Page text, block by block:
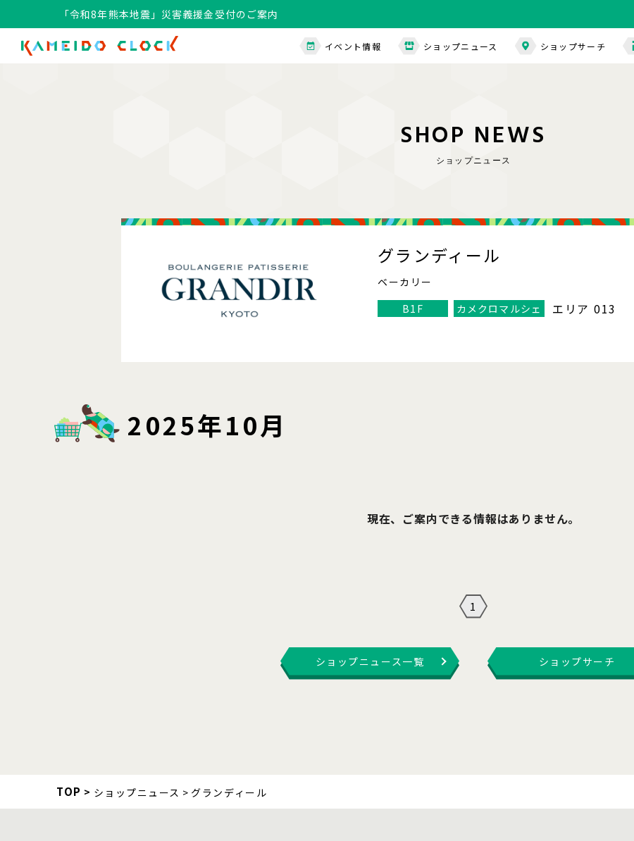
「令和8年熊本地震」災害義援金受付のご案内
イベント情報 ショップニュース ショップサーチ
SHOP NEWS
ショップニュース
グランディール
ベーカリー
B1F
カメクロマルシェ エリア 013
2025年10月
現在、ご案内できる情報はありません。
1
ショップニュース一覧 ショップサーチ
TOP ショップニュース グランディール